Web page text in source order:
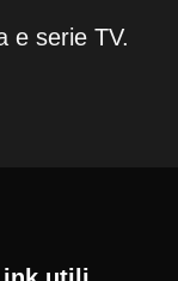
e serie TV.